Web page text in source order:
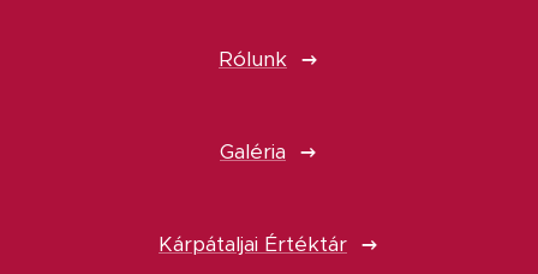
Rólunk
Galéria
Kárpátaljai Értéktár